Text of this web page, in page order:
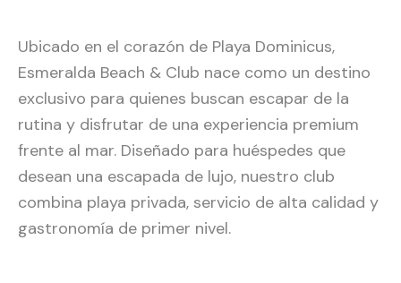
Ubicado en el corazón de Playa Dominicus,
Esmeralda Beach & Club nace como un destino
exclusivo para quienes buscan escapar de la
rutina y disfrutar de una experiencia premium
frente al mar. Diseñado para huéspedes que
desean una escapada de lujo, nuestro club
combina playa privada, servicio de alta calidad y
gastronomía de primer nivel.